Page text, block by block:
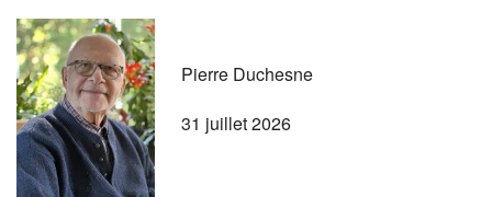
Pierre Duchesne
31 juillet 2026